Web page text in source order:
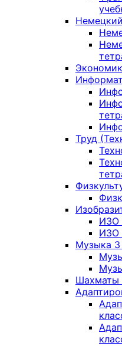
Труд
ИЗО
ИЗО
Музыка 3
Шахматы